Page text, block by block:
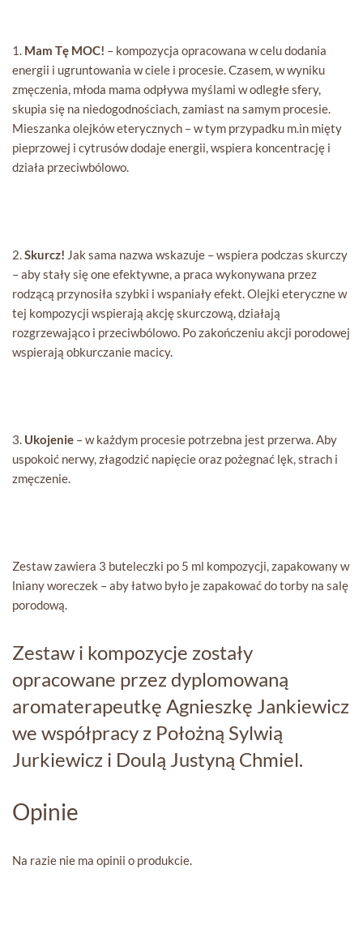
1. Mam Tę MOC! – kompozycja opracowana w celu dodania
energii i ugruntowania w ciele i procesie. Czasem, w wyniku
zmęczenia, młoda mama odpływa myślami w odległe sfery,
skupia się na niedogodnościach, zamiast na samym procesie.
Mieszanka olejków eterycznych – w tym przypadku m.in mięty
pieprzowej i cytrusów dodaje energii, wspiera koncentrację i
działa przeciwbólowo.
2.Skurcz! Jak sama nazwa wskazuje – wspiera podczas skurczy
– aby stały się one efektywne, a praca wykonywana przez
rodzącą przynosiła szybki i wspaniały efekt. Olejki eteryczne w
tej kompozycji wspierają akcję skurczową, działają
rozgrzewająco i przeciwbólowo. Po zakończeniu akcji porodowej
wspierają obkurczanie macicy.
3. Ukojenie – w każdym procesie potrzebna jest przerwa. Aby
uspokoić nerwy, złagodzić napięcie oraz pożegnać lęk, strach i
zmęczenie.
Zestaw zawiera 3 buteleczki po 5 ml kompozycji, zapakowany w
lniany woreczek – aby łatwo było je zapakować do torby na salę
porodową.
Zestaw i kompozycje zostały
opracowane przez dyplomowaną
aromaterapeutkę Agnieszkę Jankiewicz
we współpracy z Położną Sylwią
Jurkiewicz i Doulą Justyną Chmiel.
Opinie
Na razie nie ma opinii o produkcie.